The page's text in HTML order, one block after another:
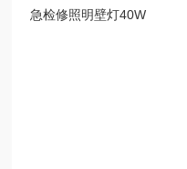
急检修照明壁灯40W